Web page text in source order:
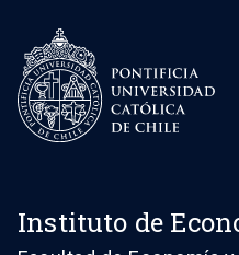
Instituto de